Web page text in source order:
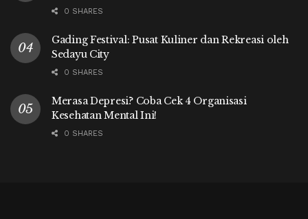
0 SHARES
Gading Festival: Pusat Kuliner dan Rekreasi oleh
Sedayu City
0 SHARES
Merasa Depresi? Coba Cek 4 Organisasi
Kesehatan Mental Ini!
0 SHARES